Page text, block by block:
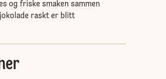
og friske smaken sammen
raskt er blitt